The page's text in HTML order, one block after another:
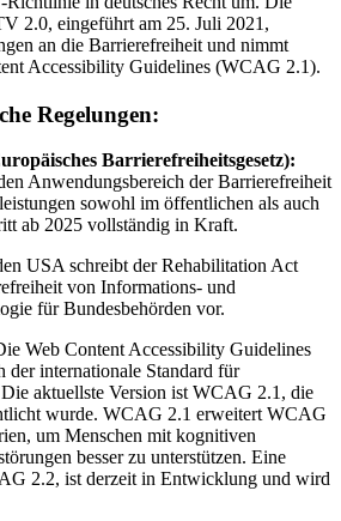
2.0, eingeführt am 25. Juli 2021,
an die Barrierefreiheit und nimmt
Accessibility Guidelines (WCAG 2.1).
Regelungen:
Barrierefreiheitsgesetz):
Anwendungsbereich der Barrierefreiheit
sowohl im öffentlichen als auch
ab 2025 vollständig in Kraft.
USA schreibt der Rehabilitation Act
von Informations- und
für Bundesbehörden vor.
Web Content Accessibility Guidelines
internationale Standard für
aktuellste Version ist WCAG 2.1, die
wurde. WCAG 2.1 erweitert WCAG
um Menschen mit kognitiven
besser zu unterstützen. Eine
2.2, ist derzeit in Entwicklung und wird